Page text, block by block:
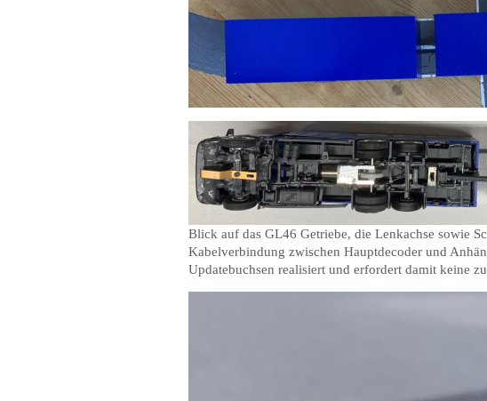
Blick auf das GL46 Getriebe, die Lenkachse sowie
Kabelverbindung zwischen Hauptdecoder und
Updatebuchsen realisiert und erfordert damit keine